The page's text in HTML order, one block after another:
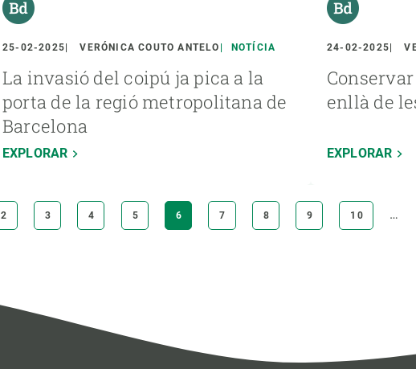
25-02-2025 VERÓNICA COUTO ANTELO NOTÍCIA
La invasió del coipú ja pica a la
porta de la regió metropolitana de
Barcelona
EXPLORAR
24-02-2025
enllà de
EXPLORAR
PÀGINA
2 PÀGINA
3 PÀGINA
4 PÀGINA
5
PÀGINA
ACTUAL
6 PÀGINA
7 PÀGINA
8 PÀGINA
9 PÀGINA
10 …